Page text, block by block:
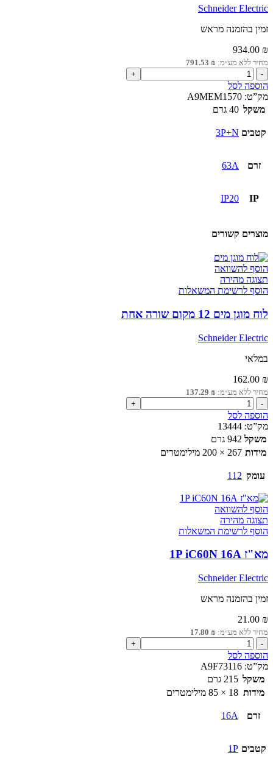
Schneider Electric
זמין בהזמנה מראש
934.00 ₪
מחיר ללא מע״מ: 791.53 ₪
כמות
של
חיישן
אנרגיה
אלחוטי
63A
3P+N
הוספה לסל
מק”ט: A9MEM1570
משקל 40 גרם
קטבים 3P+N
זרם 63A
IP
IP20
מוצרים קשורים
הוסף להשוואה
תצוגה מהירה
הוסף לרשימת המשאלות
לוח מוגן מים 12 מקום שורה אחת
Schneider Electric
במלאי
162.00 ₪
מחיר ללא מע״מ: 137.29 ₪
כמות
של
לוח
מוגן
מים
12
שורה
הוספה לסל
מק”ט: 13444
משקל 942 גרם
מידות 267 × 200 מילימטרים
עומק 112
הוסף להשוואה
תצוגה מהירה
הוסף לרשימת המשאלות
מא"ז 1P iC60N 16A
Schneider Electric
זמין בהזמנה מראש
21.00 ₪
מחיר ללא מע״מ: 17.80 ₪
כמות
של
מא"ז
1P
iC60N
16A
הוספה לסל
מק”ט: A9F73116
משקל 215 גרם
מידות 18 × 85 מילימטרים
זרם 16A
קטבים 1P